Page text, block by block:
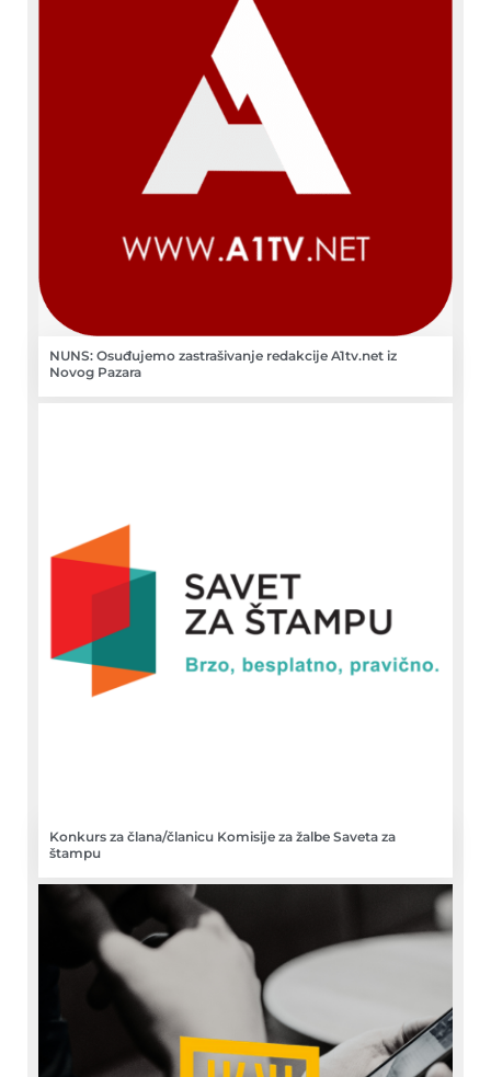
NUNS: Osuđujemo zastrašivanje redakcije A1tv.net iz
Novog Pazara
Konkurs za člana/članicu Komisije za žalbe Saveta za
štampu